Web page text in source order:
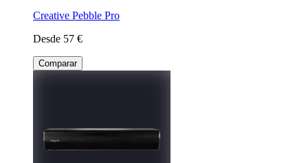
Creative Pebble Pro
Desde 57 €
Comparar